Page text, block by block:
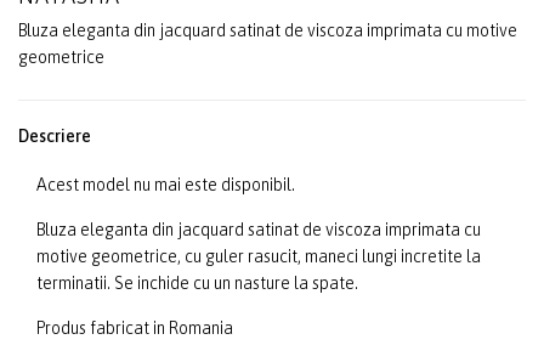
Bluza eleganta din jacquard satinat de viscoza imprimata cu motive
geometrice
Descriere
Acest model nu mai este disponibil.
Bluza eleganta din jacquard satinat de viscoza imprimata cu
motive geometrice, cu guler rasucit, maneci lungi incretite la
terminatii. Se inchide cu un nasture la spate.
Produs fabricat in Romania